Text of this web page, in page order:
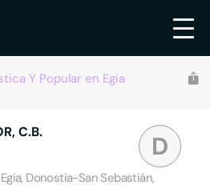
Y Popular en Egia
D
C.B.
Donostia-San Sebastián,